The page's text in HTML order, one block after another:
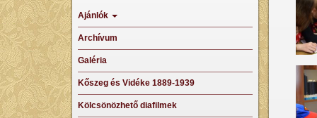
Ajánlók
Archívum
Galéria
Kőszeg és Vidéke 1889-1939
Kölcsönözhető diafilmek